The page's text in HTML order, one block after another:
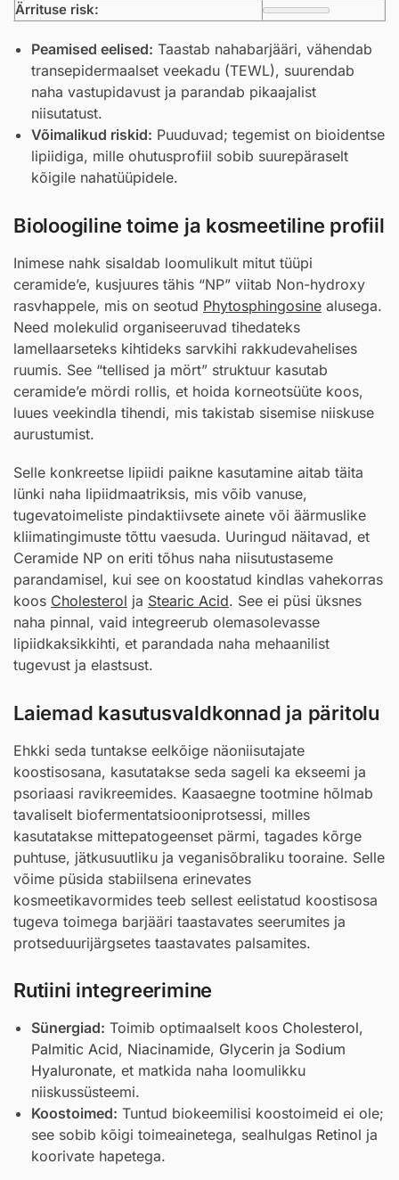
Ärrituse risk:
Peamised eelised: Taastab nahabarjääri, vähendab
transepidermaalset veekadu (TEWL), suurendab
naha vastupidavust ja parandab pikaajalist
niisutatust.
Võimalikud riskid: Puuduvad; tegemist on bioidentse
lipiidiga, mille ohutusprofiil sobib suurepäraselt
kõigile nahatüüpidele.
Bioloogiline toime ja kosmeetiline profiil
Inimese nahk sisaldab loomulikult mitut tüüpi
ceramide’e, kusjuures tähis “NP” viitab Non-hydroxy
rasvhappele, mis on seotud Phytosphingosine alusega.
Need molekulid organiseeruvad tihedateks
lamellaarseteks kihtideks sarvkihi rakkudevahelises
ruumis. See “tellised ja mört” struktuur kasutab
ceramide’e mördi rollis, et hoida korneotsüüte koos,
luues veekindla tihendi, mis takistab sisemise niiskuse
aurustumist.
Selle konkreetse lipiidi paikne kasutamine aitab täita
lünki naha lipiidmaatriksis, mis võib vanuse,
tugevatoimeliste pindaktiivsete ainete või äärmuslike
kliimatingimuste tõttu vaesuda. Uuringud näitavad, et
Ceramide NP on eriti tõhus naha niisutustaseme
parandamisel, kui see on koostatud kindlas vahekorras
koos Cholesterol ja Stearic Acid. See ei püsi üksnes
naha pinnal, vaid integreerub olemasolevasse
lipiidkaksikkihti, et parandada naha mehaanilist
tugevust ja elastsust.
Laiemad kasutusvaldkonnad ja päritolu
Ehkki seda tuntakse eelkõige näoniisutajate
koostisosana, kasutatakse seda sageli ka ekseemi ja
psoriaasi ravikreemides. Kaasaegne tootmine hõlmab
tavaliselt biofermentatsiooniprotsessi, milles
kasutatakse mittepatogeenset pärmi, tagades kõrge
puhtuse, jätkusuutliku ja veganisõbraliku tooraine. Selle
võime püsida stabiilsena erinevates
kosmeetikavormides teeb sellest eelistatud koostisosa
tugeva toimega barjääri taastavates seerumites ja
protseduurijärgsetes taastavates palsamites.
Rutiini integreerimine
Sünergiad: Toimib optimaalselt koos Cholesterol,
Palmitic Acid, Niacinamide, Glycerin ja Sodium
Hyaluronate, et matkida naha loomulikku
niiskussüsteemi.
Koostoimed: Tuntud biokeemilisi koostoimeid ei ole;
see sobib kõigi toimeainetega, sealhulgas Retinol ja
koorivate hapetega.